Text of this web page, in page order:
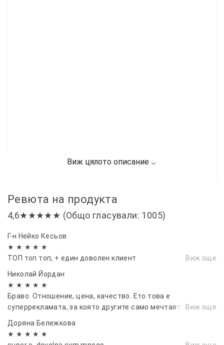
Ревюта на продукта
4,6★★★★★ (Общо гласували: 1005)
Г-н Нейко Кесьов
★ ★ ★ ★ ★
ТОП топ топ, + един доволен клиент
Виж още
Николай Йордан
★ ★ ★ ★ ★
Браво. Отношение, цена, качество. Ето това е
суперрекламата, за която другите само мечтаят.
Виж още
Доряна Бележкова
★ ★ ★ ★ ★